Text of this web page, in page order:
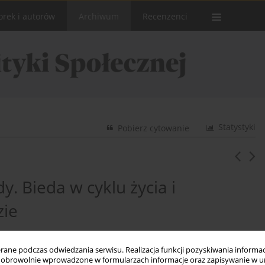
podczas odwiedzania serwisu. Realizacja funkcji pozyskiwania
wprowadzone w formularzach informacje oraz zapisywanie w
i autorów Recenzenci
Statystyki
Pobierz cytowanie
Bieda w cyklu życia i